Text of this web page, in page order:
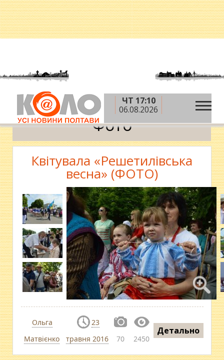
ЧТ 17:10
06.08.2026
Головна » Фото
Фото
Квітувала «Решетилівська
весна» (ФОТО)
Ольга
Матвієнко
23
травня 2016
70 2450
Детально